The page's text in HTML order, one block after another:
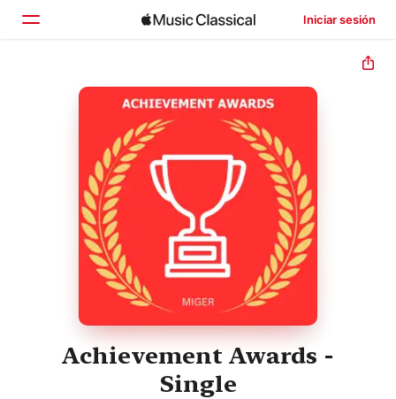
Iniciar sesión
Inicio
Buscar
Achievement Awards -
Single